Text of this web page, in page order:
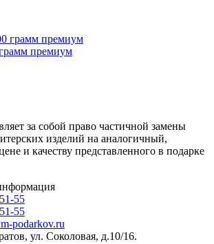
премиум
за собой право частичной замены
изделий на аналогичный,
и качеству представленного в подарке
55
55
podarkov.ru
ул. Соколовая, д.10/16.